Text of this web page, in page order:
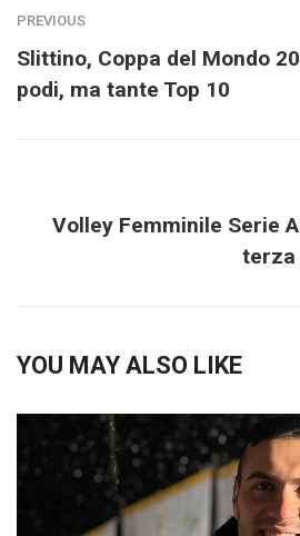
PREVIOUS
Slittino, Coppa del Mondo
podi, ma tante Top 10
Volley Femminile Serie
terza
YOU MAY ALSO LIKE